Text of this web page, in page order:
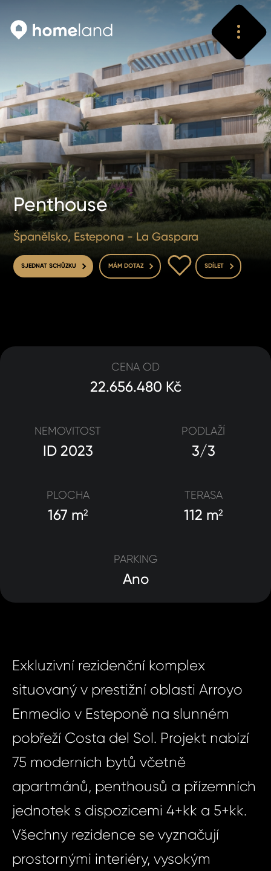
Penthouse
Španělsko, Estepona - La Gaspara
SJEDNAT SCHŮZKU MÁM DOTAZ
DO OBLÍBENÝCH
SDÍLET
NEMOVITOST
ID 2023
PODLAŽÍ
3/3
PLOCHA
167 m2
TERASA
112 m2
PARKING
Ano
CENA OD
22.656.480 Kč
Exkluzivní rezidenční komplex
situovaný v prestižní oblasti Arroyo
Enmedio v Esteponě na slunném
pobřeží Costa del Sol. Projekt nabízí
75 moderních bytů včetně
apartmánů, penthousů a přízemních
jednotek s dispozicemi 4+kk a 5+kk.
Všechny rezidence se vyznačují
prostornými interiéry, vysokým
Vyhledat
Vyhledat